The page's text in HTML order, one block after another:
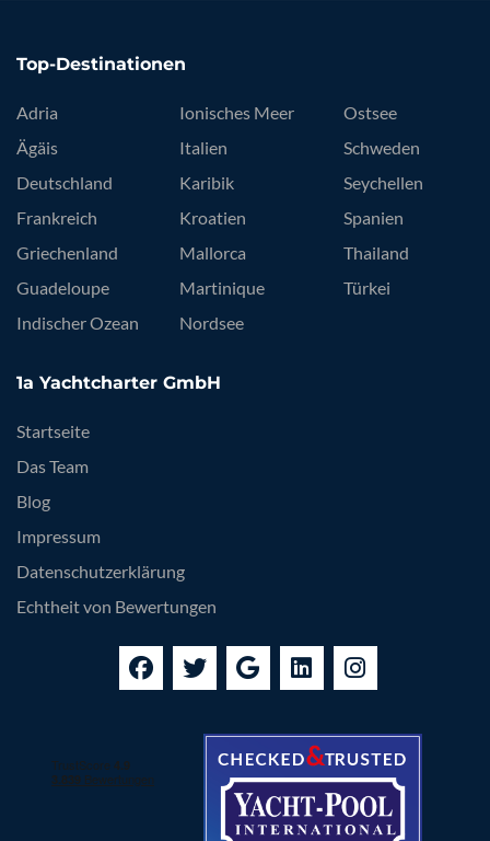
Top-Destinationen
Adria
Ägäis
Deutschland
Frankreich
Griechenland
Guadeloupe
Indischer Ozean
Ionisches Meer
Italien
Karibik
Kroatien
Mallorca
Martinique
Nordsee
Ostsee
Schweden
Seychellen
Spanien
Thailand
Türkei
1a Yachtcharter GmbH
Startseite
Das Team
Blog
Impressum
Datenschutzerklärung
Echtheit von Bewertungen